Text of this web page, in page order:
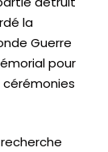
la
Guerre
pour
cérémonies